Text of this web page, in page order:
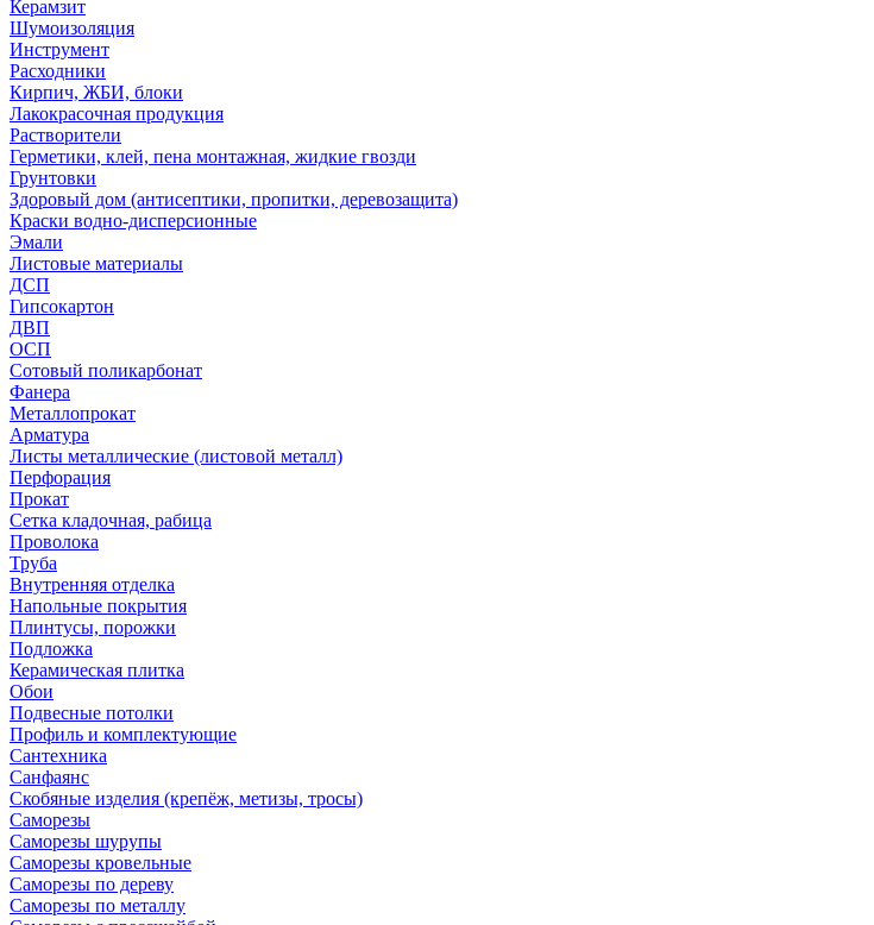
Керамзит
Шумоизоляция
Инструмент
Расходники
Кирпич, ЖБИ, блоки
Лакокрасочная продукция
Растворители
Герметики, клей, пена монтажная, жидкие гвозди
Грунтовки
Здоровый дом (антисептики, пропитки, деревозащита)
Краски водно-дисперсионные
Эмали
Листовые материалы
ДСП
Гипсокартон
ДВП
ОСП
Сотовый поликарбонат
Фанера
Металлопрокат
Арматура
Листы металлические (листовой металл)
Перфорация
Прокат
Сетка кладочная, рабица
Проволока
Труба
Внутренняя отделка
Напольные покрытия
Плинтусы, порожки
Подложка
Керамическая плитка
Обои
Подвесные потолки
Профиль и комплектующие
Сантехника
Санфаянс
Скобяные изделия (крепёж, метизы, тросы)
Саморезы
Саморезы шурупы
Саморезы кровельные
Саморезы по дереву
Саморезы по металлу